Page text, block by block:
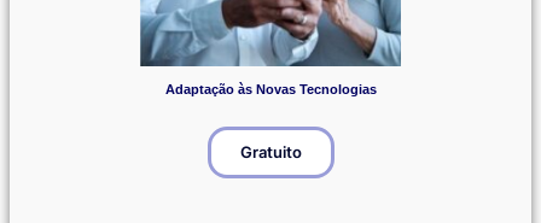
Adaptação às Novas Tecnologias
Gratuito